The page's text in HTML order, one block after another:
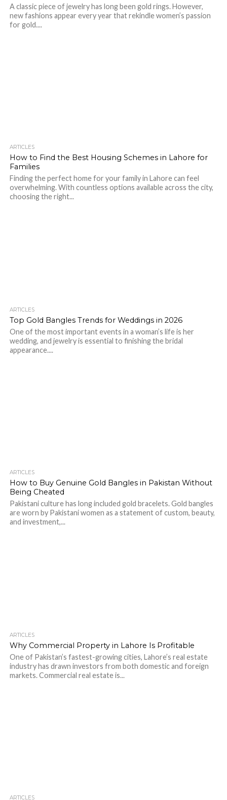
A classic piece of jewelry has long been gold rings. However,
new fashions appear every year that rekindle women’s passion
for gold....
ARTICLES
How to Find the Best Housing Schemes in Lahore for
Families
Finding the perfect home for your family in Lahore can feel
overwhelming. With countless options available across the city,
choosing the right...
ARTICLES
Top Gold Bangles Trends for Weddings in 2026
One of the most important events in a woman’s life is her
wedding, and jewelry is essential to finishing the bridal
appearance....
ARTICLES
How to Buy Genuine Gold Bangles in Pakistan Without
Being Cheated
Pakistani culture has long included gold bracelets. Gold bangles
are worn by Pakistani women as a statement of custom, beauty,
and investment,...
ARTICLES
Why Commercial Property in Lahore Is Profitable
One of Pakistan’s fastest-growing cities, Lahore’s real estate
industry has drawn investors from both domestic and foreign
markets. Commercial real estate is...
ARTICLES